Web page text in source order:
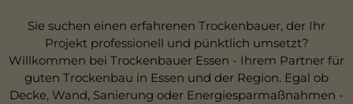
Sie suchen einen erfahrenen Trockenbauer, der Ihr
Projekt professionell und pünktlich umsetzt?
Willkommen bei Trockenbauer Essen - Ihrem Partner für
guten Trockenbau in Essen und der Region. Egal ob
Decke, Wand, Sanierung oder Energiesparmaßnahmen -